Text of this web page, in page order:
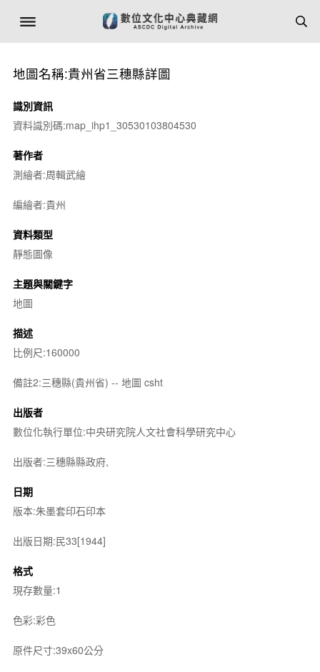
地圖名稱:貴州省三穗縣詳圖
識別資訊
資料識別碼:map_ihp1_30530103804530
著作者
測繪者:周輯武繪
編繪者:貴州
資料類型
靜態圖像
主題與關鍵字
地圖
描述
比例尺:160000
備註2:三穗縣(貴州省) -- 地圖 csht
出版者
數位化執行單位:中央研究院人文社會科學研究中心
出版者:三穗縣縣政府,
日期
版本:朱墨套印石印本
出版日期:民33[1944]
格式
現存數量:1
色彩:彩色
原件尺寸:39x60公分